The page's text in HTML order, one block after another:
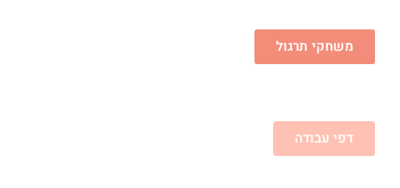
משחקי תרגול
דפי עבודה